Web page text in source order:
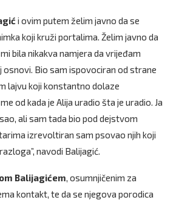
i ovim putem želim javno da se
koji kruži portalima. Želim javno da
bila nikakva namjera da vrijeđam
osnovi. Bio sam ispovociran od strane
lajvu koji konstantno dolaze
od kada je Alija uradio šta je uradio. Ja
ali sam tada bio pod dejstvom
izrevoltiran sam psovao njih koji
navodi Balijagić.
Balijagićem, osumnjičenim za
kontakt, te da se njegova porodica